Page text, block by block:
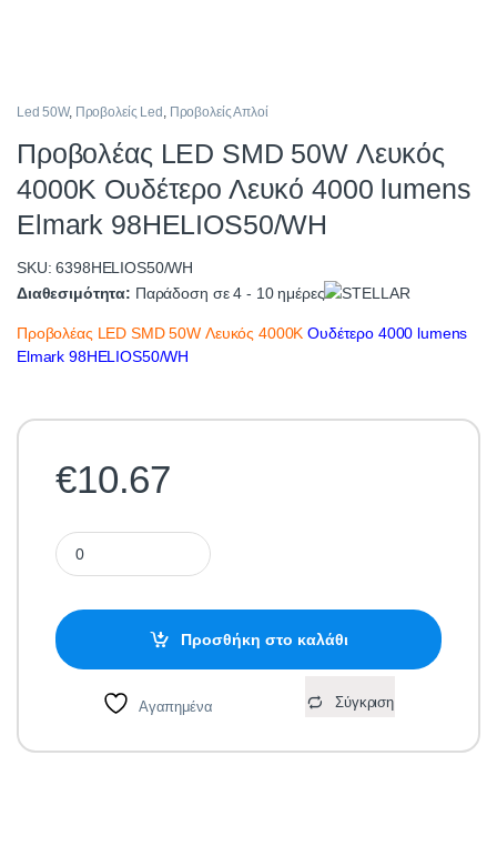
Led 50W, Προβολείς Led Προβολείς Απλοί
Προβολέας LED SMD 50W Λευκός
4000K Ουδέτερο Λευκό 4000 lumens
Elmark 98HELIOS50/WH
SKU: 6398HELIOS50/WH
Διαθεσιμότητα: Παράδοση σε 4 - 10 ημέρες
Προβολέας LED SMD 50W Λευκός 4000K Ουδέτερο 4000 lumens
Elmark 98HELIOS50/WH
€10.67
Προβολέας LED SMD 50W Λευκός 4000K Ουδέτερο Λευκό
Προσθήκη στο καλάθι
Αγαπημένα Σύγκριση